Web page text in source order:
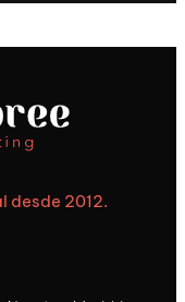
desde 2012.